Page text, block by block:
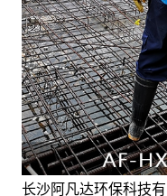
长沙阿凡达环保科技